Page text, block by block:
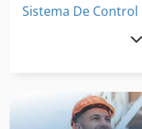
Sistema De
Sistema De
Sistema De Gestion